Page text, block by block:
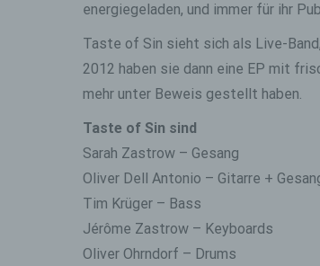
energiegeladen, und immer für ihr
Taste of Sin sieht sich als Live-
2012 haben sie dann eine EP mit
mehr unter Beweis gestellt haben.
Taste of Sin sind
Sarah Zastrow – Gesang
Oliver Dell Antonio – Gitarre +
Tim Krüger – Bass
Jérôme Zastrow – Keyboards
Oliver Ohrndorf – Drums